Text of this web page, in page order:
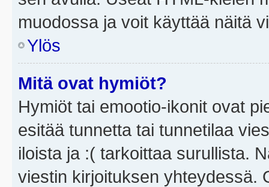
muodossa ja voit käyttää näitä
Ylös
Mitä ovat hymiöt?
Hymiöt tai emootio-ikonit ovat
esitää tunnetta tai tunnetilaa
iloista ja :( tarkoittaa surullista.
viestin kirjoituksen yhteydessä.